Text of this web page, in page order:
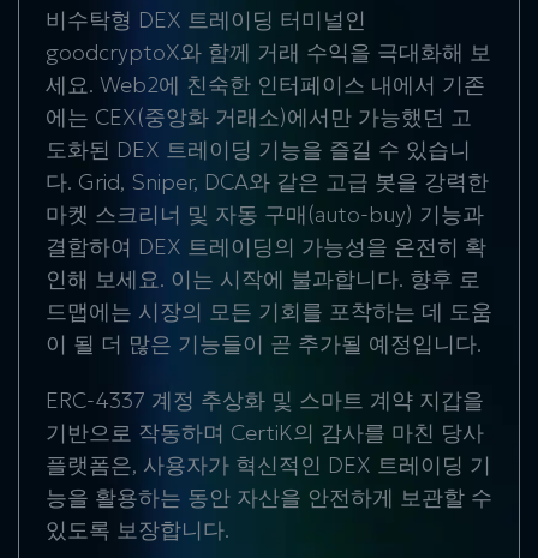
비수탁형 DEX 트레이딩 터미널인
goodcryptoX와 함께 거래 수익을 극대화해 보
세요. Web2에 친숙한 인터페이스 내에서 기존
에는 CEX(중앙화 거래소)에서만 가능했던 고
도화된 DEX 트레이딩 기능을 즐길 수 있습니
다. Grid, Sniper, DCA와 같은 고급 봇을 강력한
마켓 스크리너 및 자동 구매(auto-buy) 기능과
결합하여 DEX 트레이딩의 가능성을 온전히 확
인해 보세요. 이는 시작에 불과합니다. 향후 로
드맵에는 시장의 모든 기회를 포착하는 데 도움
이 될 더 많은 기능들이 곧 추가될 예정입니다.
ERC-4337 계정 추상화 및 스마트 계약 지갑을
기반으로 작동하며 CertiK의 감사를 마친 당사
플랫폼은, 사용자가 혁신적인 DEX 트레이딩 기
능을 활용하는 동안 자산을 안전하게 보관할 수
있도록 보장합니다.